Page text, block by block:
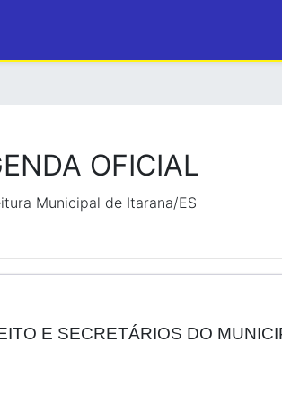
OFICIAL
Municipal de Itarana/ES
E SECRETÁRIOS DO